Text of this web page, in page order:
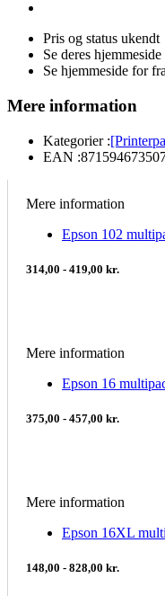
Pris og status ukendt
Se deres
Se hjemmeside for
Mere information
Kategorier :
EAN :
Mere information
Epson 102
314,00 - 419,00 kr.
Mere information
Epson 16
375,00 - 457,00 kr.
Mere information
Epson 16XL
148,00 - 828,00 kr.